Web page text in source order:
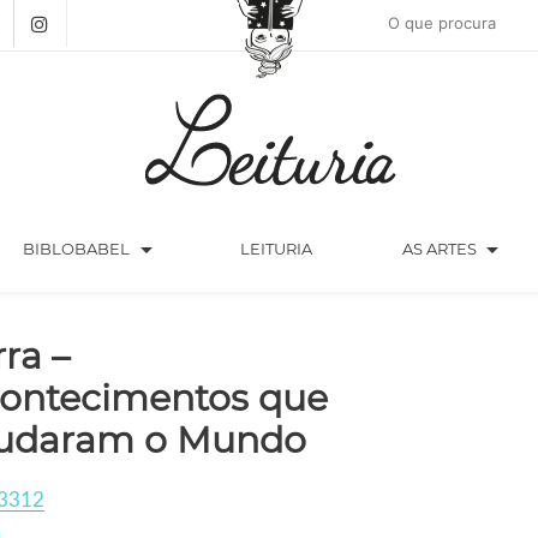
BIBLOBABEL arrow_drop_down LEITURIA AS ARTES arrow_drop_down
–
que
o Mundo